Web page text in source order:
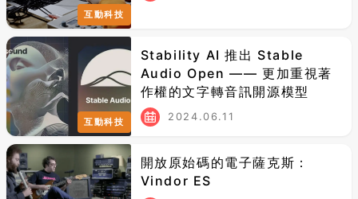
互動科技
互動科技
Stability AI 推出 Stable
Audio Open —— 更加重視著
作權的文字轉音訊開源模型
2024.06.11
開放原始碼的電子薩克斯：
Vindor ES